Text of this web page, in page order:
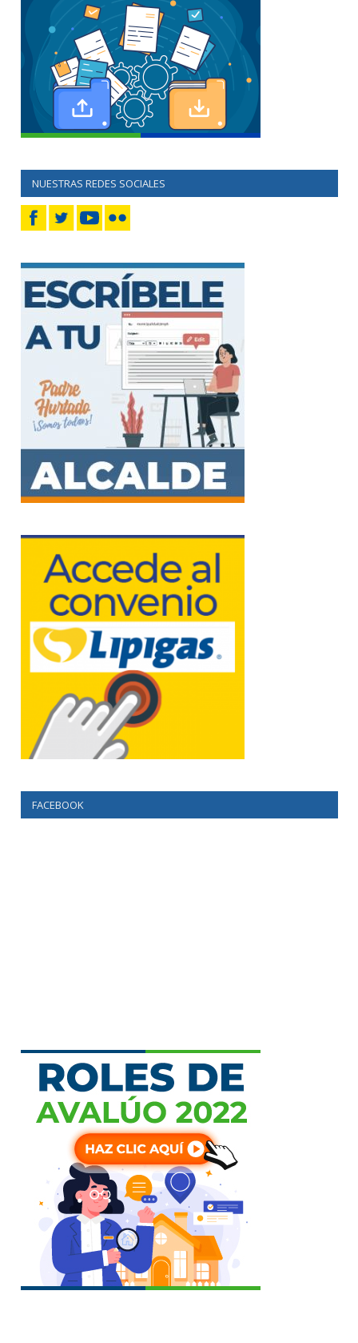
NUESTRAS REDES SOCIALES
FACEBOOK